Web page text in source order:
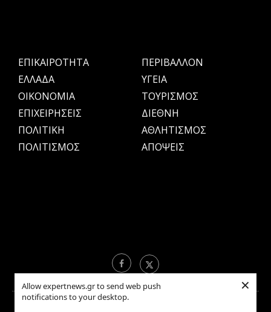
Allow expertnews.gr to send web push
notifications to your desktop.
×
ΕΠΙΚΑΙΡΟΤΗΤΑ
ΕΛΛΑΔΑ
OIKONOMIA
ΕΠΙΧΕΙΡΗΣΕΙΣ
ΠΟΛΙΤΙΚΗ
ΠΟΛΙΤΙΣΜΟΣ
ΠΕΡΙΒΑΛΛΟΝ
ΥΓΕΙΑ
ΤΟΥΡΙΣΜΟΣ
ΔΙΕΘΝΗ
ΑΘΛΗΤΙΣΜΟΣ
ΑΠΟΨΕΙΣ